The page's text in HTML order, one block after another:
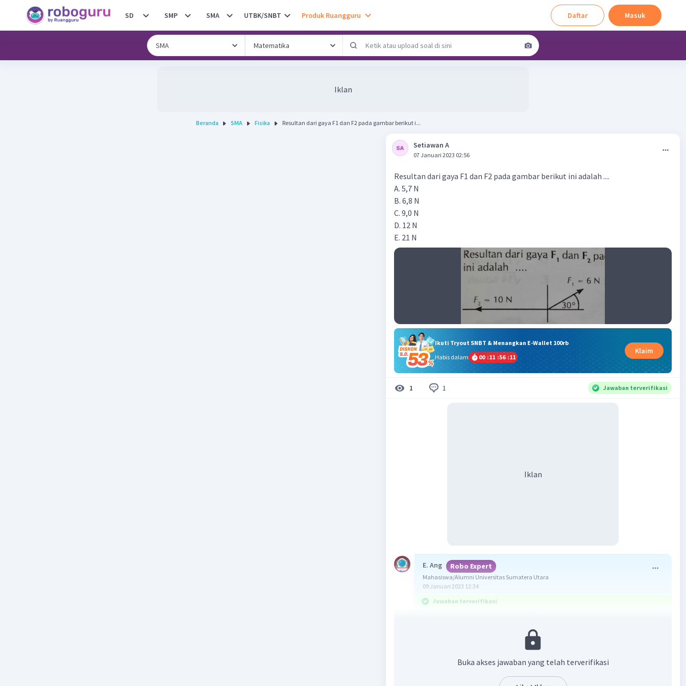
SD SMP SMA UTBK/SNBT Produk Ruangguru Daftar Masuk
Iklan
Beranda SMA Fisika Resultan dari gaya F1 dan F2 pada gambar berikut i...
Setiawan A
07 Januari 2023 02:56
Resultan dari gaya F1 dan F2 pada gambar berikut ini adalah ....
A. 5,7 N
B. 6,8 N
C. 9,0 N
D. 12 N
E. 21 N
Ikuti Tryout SNBT & Menangkan E-Wallet 100rb
Habis dalam
00 :11 :56 :10
Klaim
1 1 Jawaban terverifikasi
Iklan
E. Ang Robo Expert
Mahasiswa/Alumni Universitas Sumatera Utara
09 Januari 2023 12:34
Jawaban terverifikasi
Setiap vektor dapat diuraikan menjadi dua vektor yang saling tegak
komponen pada sumbu-X. Vektor kedua terletak pada sumbu-Y
disebut vektor komponen pada sumbu-Y.
Buka akses jawaban yang telah terverifikasi